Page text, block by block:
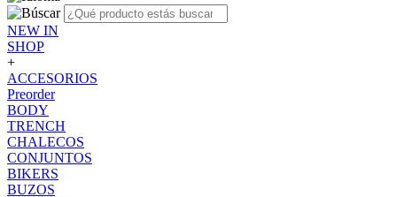
NEW IN
SHOP
+
ACCESORIOS
Preorder
BODY
TRENCH
CHALECOS
CONJUNTOS
BIKERS
BUZOS